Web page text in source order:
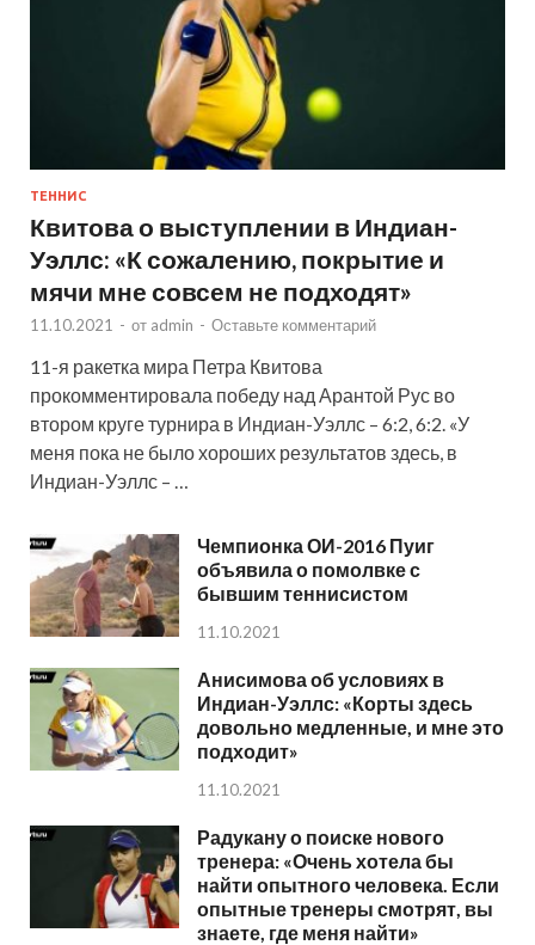
ТЕННИС
Квитова о выступлении в Индиан-
Уэллс: «К сожалению, покрытие и
мячи мне совсем не подходят»
11.10.2021 - от admin - Оставьте комментарий
11-я ракетка мира Петра Квитова
прокомментировала победу над Арантой Рус во
втором круге турнира в Индиан-Уэллс – 6:2, 6:2. «У
меня пока не было хороших результатов здесь, в
Индиан-Уэллс – …
Чемпионка ОИ-2016 Пуиг
объявила о помолвке с
бывшим теннисистом
11.10.2021
Анисимова об условиях в
Индиан-Уэллс: «Корты здесь
довольно медленные, и мне это
подходит»
11.10.2021
Радукану о поиске нового
тренера: «Очень хотела бы
найти опытного человека. Если
опытные тренеры смотрят, вы
знаете, где меня найти»